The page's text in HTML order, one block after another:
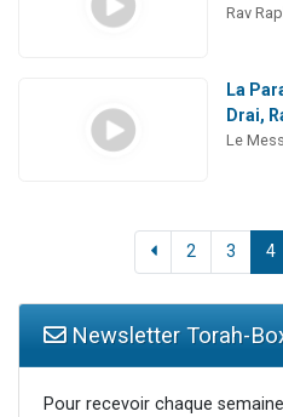
Rav
La
Drai,
Le
2 3 4
Newsletter Torah-
Pour recevoir chaque